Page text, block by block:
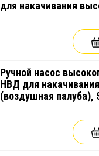
для накачивания
в надувных
(воздушная палуба),
Ручной насос
НВД для
(воздушная палуба),